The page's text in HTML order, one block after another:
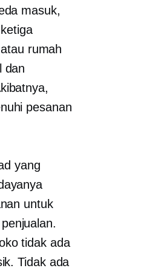
masuk,
rumah
dan
pesanan
yang
untuk
tidak ada
Tidak ada